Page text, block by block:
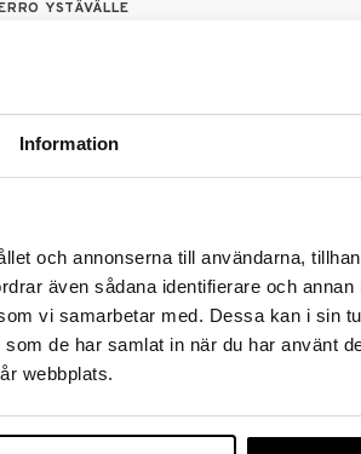
Information
och annonserna till användarna,
även sådana identifierare och annan
vi samarbetar med. Dessa kan i sin
de har samlat in när du har använt
webbplats.
YSTÄVÄLLE
iholle. Käytä
huolellisesti.
myös
Alfa-
Ksantaanikumi,
Bepanthen kräm
7,89 €